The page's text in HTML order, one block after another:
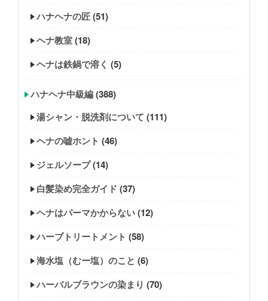
ハナヘナの匠(51)
ヘナ教室(18)
ヘナは鉄鍋で溶く (5)
ハナヘナ中級編(388)
湯シャン・脱洗剤について (111)
ヘナの嘘ホント (46)
ジェルソープ(14)
白髪染め完全ガイド (37)
ヘナはパーマかからない(12)
ハーブトリートメント (58)
海水塩（むー塩）のこと (6)
ハーバルブラウンの染まり (70)